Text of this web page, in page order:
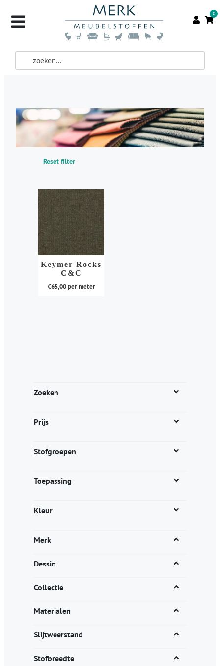
0
Zoeken
Prijs
Stofgroepen
Toepassing
Kleur
Merk
Dessin
Collectie
Materialen
Slijtweerstand
Stofbreedte
Reset filter
Keymer Rocks
C&C
€65,00per meter
kan
op
productpagina